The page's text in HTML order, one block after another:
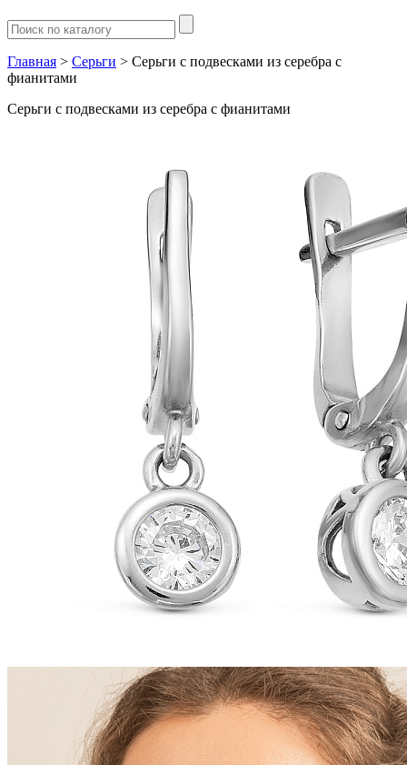
Главная > Серьги > Серьги с подвесками из серебра с
фианитами
Серьги с подвесками из серебра с фианитами